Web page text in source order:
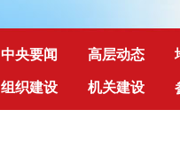
中央要闻 高层动态
组织建设 机关建设